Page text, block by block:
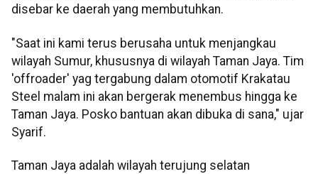
disebar ke daerah yang membutuhkan.
"Saat ini kami terus berusaha untuk menjangkau
wilayah Sumur, khususnya di wilayah Taman Jaya. Tim
'offroader' yag tergabung dalam otomotif Krakatau
Steel malam ini akan bergerak menembus hingga ke
Taman Jaya. Posko bantuan akan dibuka di sana," ujar
Syarif.
Taman Jaya adalah wilayah terujung selatan